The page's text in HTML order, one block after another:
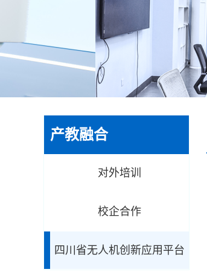
产教融合
对外培训
校企合作
四川省无人机创新应用平台